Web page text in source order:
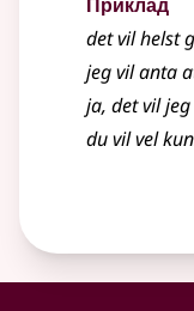
det vil helst
jeg vil anta
ja, det vil
du vil vel